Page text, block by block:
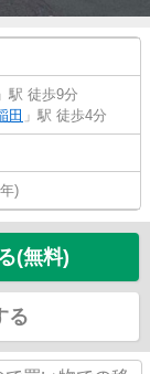
」駅 徒歩9分
田 」駅 徒歩4分
)
(無料)
る